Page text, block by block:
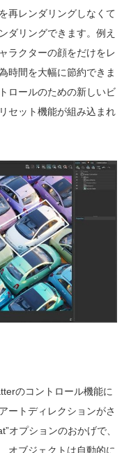
再レンダリングしなくて
ダリングできます。例え
ラクターの顔をだけをレ
時間を大幅に節約できま
ロールのための新しいビ
セット機能が組み込まれ
のコントロール機能に
ートディレクションがさ
オプションのおかげで、
オブジェクトは自動的に